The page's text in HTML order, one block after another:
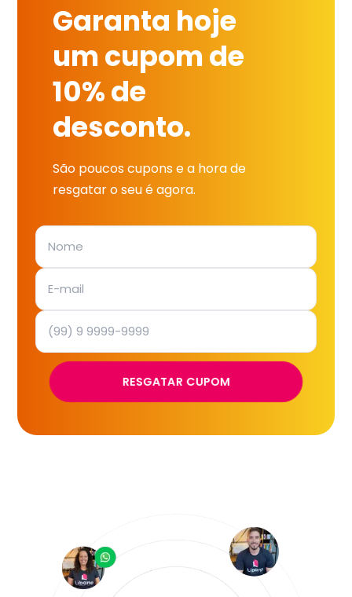
Garanta hoje
um cupom de
10% de
desconto.
São poucos cupons e a hora de
resgatar o seu é agora.
RESGATAR CUPOM